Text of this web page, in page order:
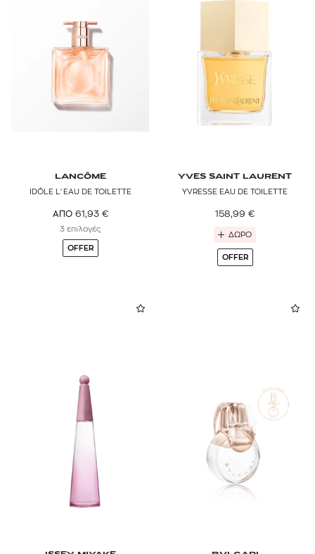
LANCÔME
IDÔLE L'EAU DE TOILETTE
ΑΠΟ 61,93 €
3 επιλογές
OFFER
YVES SAINT LAURENT
YVRESSE EAU DE TOILETTE
158,99 €
ΔΩΡΟ
OFFER